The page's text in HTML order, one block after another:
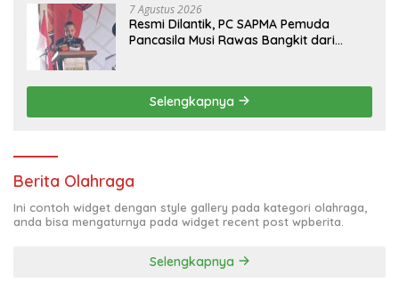
7 Agustus 2026
Resmi Dilantik, PC SAPMA Pemuda
Pancasila Musi Rawas Bangkit dari
Selengkapnya
Berita Olahraga
Ini contoh widget dengan style gallery pada kategori olahraga,
anda bisa mengaturnya pada widget recent post wpberita.
Selengkapnya